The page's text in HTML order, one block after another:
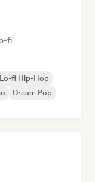
fi
fi Hip-Hop
Dream Pop